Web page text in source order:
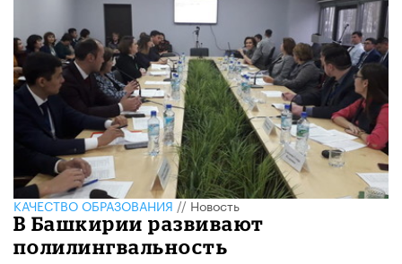
КАЧЕСТВО ОБРАЗОВАНИЯ//Новость
В Башкирии развивают
полилингвальность